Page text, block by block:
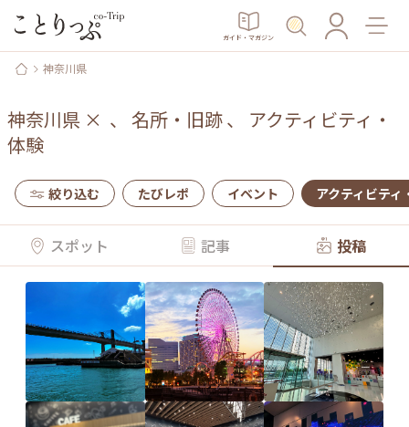
ガイド・マガジン
神奈川県
神奈川県 × 、 名所・旧跡、 アクティビティ・
体験
絞り込む たびレポ イベント アクティビティ
スポット 記事 投稿